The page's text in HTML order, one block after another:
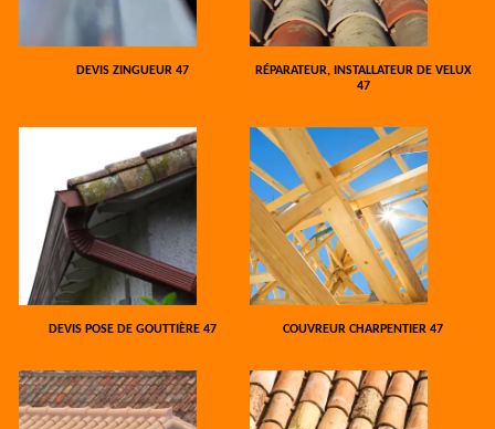
DEVIS ZINGUEUR 47
RÉPARATEUR, INSTALLATEUR DE VELUX
47
DEVIS POSE DE GOUTTIÈRE 47 COUVREUR CHARPENTIER 47